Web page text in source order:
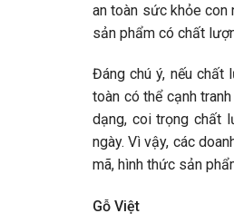
an toàn sức khỏe con
sản phẩm có chất
Đáng chú ý, nếu
toàn có thể cạnh
dạng, coi trọng chất
ngày. Vì vậy, các
mã, hình thức sản
Gỗ Việt